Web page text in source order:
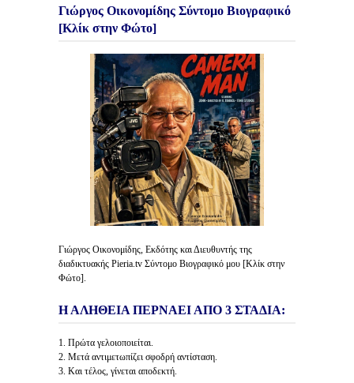
Γιώργος Οικονομίδης Σύντομο Βιογραφικό
[Κλίκ στην Φώτο]
Γιώργος Οικονομίδης, Εκδότης και Διευθυντής της
διαδικτυακής Pieria.tv Σύντομο Βιογραφικό μου [Κλίκ στην
Φώτο].
Η ΑΛΗΘΕΙΑ ΠΕΡΝΑΕΙ ΑΠΟ 3 ΣΤΑΔΙΑ:
1. Πρώτα γελοιοποιείται.
2. Μετά αντιμετωπίζει σφοδρή αντίσταση.
3. Και τέλος, γίνεται αποδεκτή.